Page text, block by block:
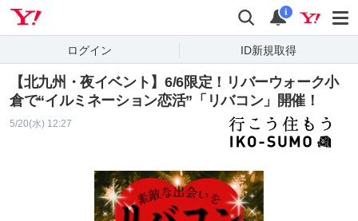
検索 通知
i
ログイン ID新規取得
【北九州・夜イベント】6/6限定！リバーウォーク小
倉で“イルミネーション恋活”「リバコン」開催！
5/20(水) 12:27